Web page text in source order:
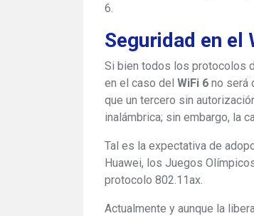
6.
Seguridad en el
Si bien todos los protocolos
en el caso del WiFi 6 no será
que un tercero sin
inalámbrica; sin embargo, la
Tal es la expectativa de
Huawei, los Juegos
protocolo 802.11ax.
Actualmente y aunque la